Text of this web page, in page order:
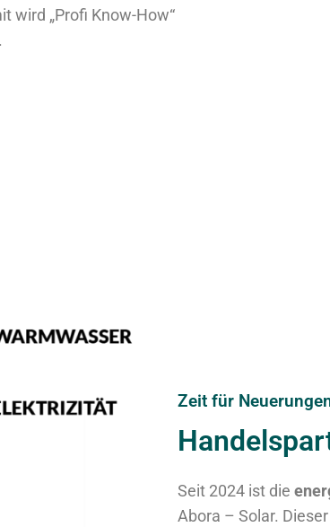
wird „Profi Know-How“
Zeit für
Seit 2024 ist die
Abora – Solar.